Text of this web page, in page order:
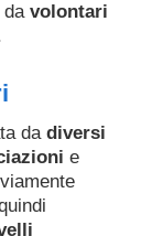
da volontari
da diversi
e